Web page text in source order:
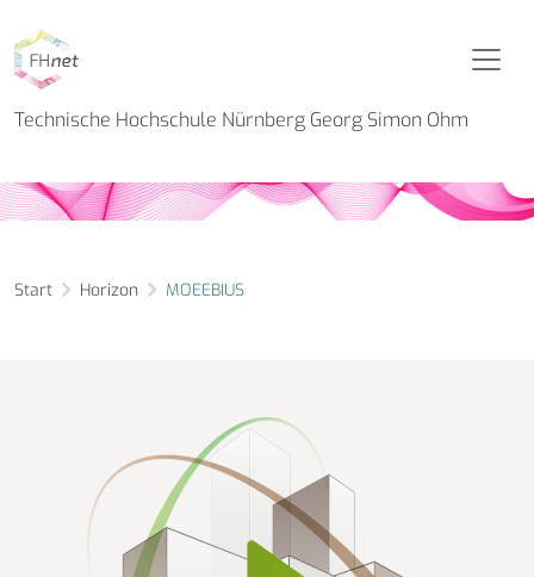
Horizon Projekt
MOEEBIUS
Technische Hochschule Nürnberg Georg Simon Ohm
Start Horizon MOEEBIUS